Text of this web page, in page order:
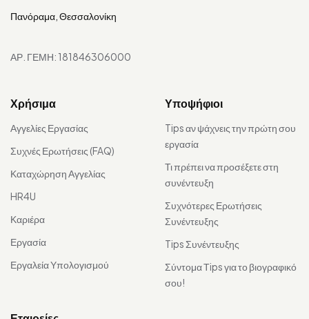
Πανόραμα, Θεσσαλονίκη
ΑΡ. ΓΕΜΗ: 181846306000
Χρήσιμα
Αγγελίες Εργασίας
Συχνές Ερωτήσεις (FAQ)
Καταχώρηση Αγγελίας
HR4U
Καριέρα
Εργασία
Εργαλεία Υπολογισμού
Υποψήφιοι
Tips αν ψάχνεις την πρώτη σου
εργασία
Τι πρέπει να προσέξετε στη
συνέντευξη
Συχνότερες Ερωτήσεις
Συνέντευξης
Tips Συνέντευξης
Σύντομα Τips για το βιογραφικό
σου!